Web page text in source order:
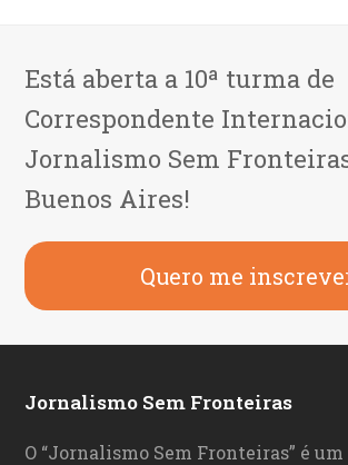
Está aberta a 10ª turma de
Correspondente
Jornalismo Sem
Buenos Aires!
Quero me
Jornalismo Sem Fronteiras
O “Jornalismo Sem Fronteiras” é